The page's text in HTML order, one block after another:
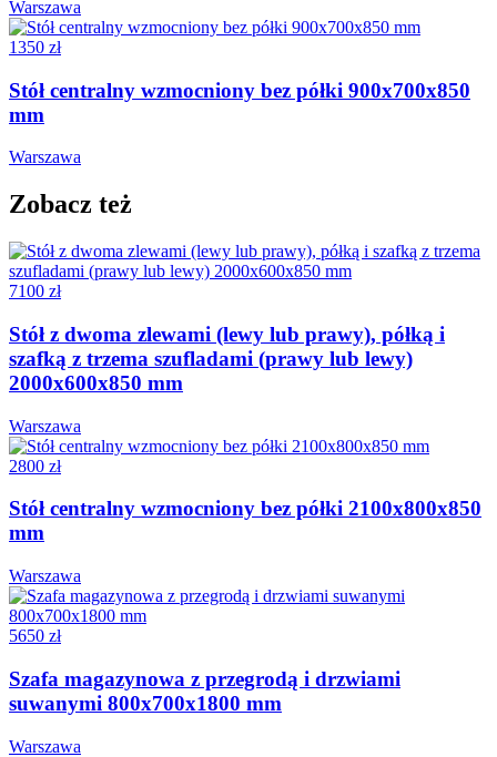
Warszawa
1350 zł
Stół centralny wzmocniony bez półki 900x700x850
mm
Warszawa
Zobacz też
7100 zł
Stół z dwoma zlewami (lewy lub prawy), półką i
szafką z trzema szufladami (prawy lub lewy)
2000x600x850 mm
Warszawa
2800 zł
Stół centralny wzmocniony bez półki 2100x800x850
mm
Warszawa
5650 zł
Szafa magazynowa z przegrodą i drzwiami
suwanymi 800x700x1800 mm
Warszawa